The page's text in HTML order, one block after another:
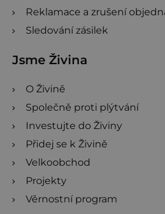
Reklamace a zrušení
Sledování zásilek
Jsme Živina
O Živině
Společně proti plýtvání
Investujte do Živiny
Přidej se k Živině
Velkoobchod
Projekty
Věrnostní program